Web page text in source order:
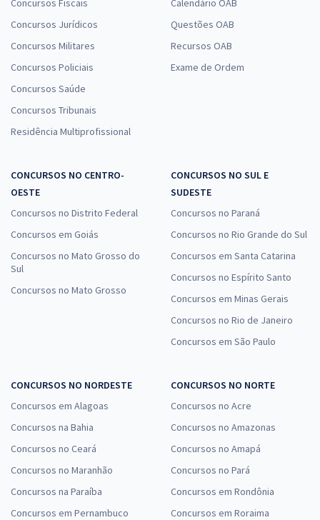
Concursos Fiscais
Concursos Jurídicos
Concursos Militares
Concursos Policiais
Concursos Saúde
Concursos Tribunais
Residência Multiprofissional
Calendário OAB
Questões OAB
Recursos OAB
Exame de Ordem
CONCURSOS NO CENTRO-
OESTE
Concursos no Distrito Federal
Concursos em Goiás
Concursos no Mato Grosso do
Sul
Concursos no Mato Grosso
CONCURSOS NO SUL E
SUDESTE
Concursos no Paraná
Concursos no Rio Grande do Sul
Concursos em Santa Catarina
Concursos no Espírito Santo
Concursos em Minas Gerais
Concursos no Rio de Janeiro
Concursos em São Paulo
CONCURSOS NO NORDESTE
Concursos em Alagoas
Concursos na Bahia
Concursos no Ceará
Concursos no Maranhão
Concursos na Paraíba
Concursos em Pernambuco
CONCURSOS NO NORTE
Concursos no Acre
Concursos no Amazonas
Concursos no Amapá
Concursos no Pará
Concursos em Rondônia
Concursos em Roraima